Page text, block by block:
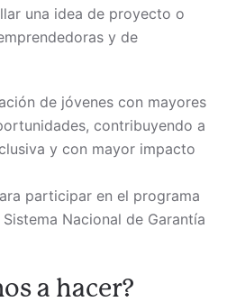
una idea de proyecto o
y de
de jóvenes con mayores
contribuyendo a
y con mayor impacto
participar en el programa
Nacional de Garantía
a hacer?